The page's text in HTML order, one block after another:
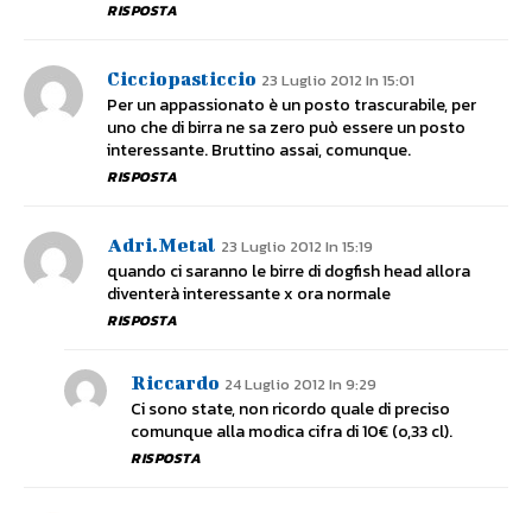
RISPOSTA
Cicciopasticcio 23 Luglio 2012 In 15:01
Per un appassionato è un posto trascurabile, per
uno che di birra ne sa zero può essere un posto
interessante. Bruttino assai, comunque.
RISPOSTA
Adri.metal 23 Luglio 2012 In 15:19
quando ci saranno le birre di dogfish head allora
diventerà interessante x ora normale
RISPOSTA
Riccardo 24 Luglio 2012 In 9:29
Ci sono state, non ricordo quale di preciso
comunque alla modica cifra di 10€ (o,33 cl).
RISPOSTA